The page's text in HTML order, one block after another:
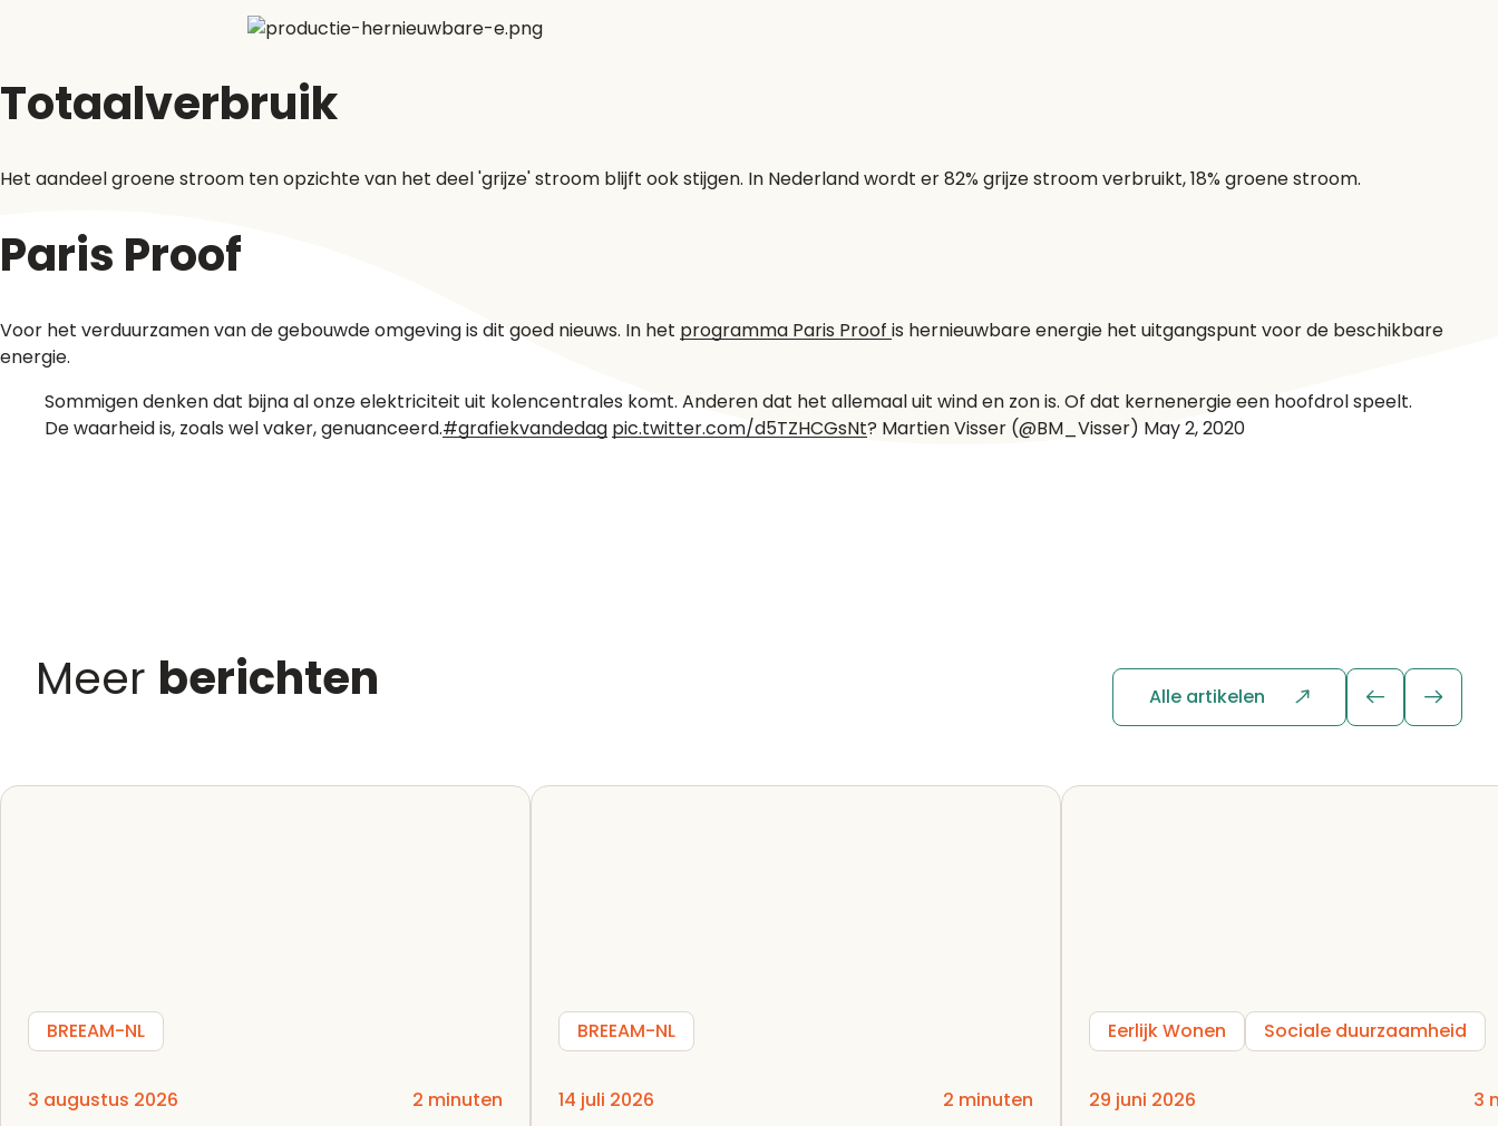
Totaalverbruik
Het aandeel groene stroom ten opzichte van het deel 'grijze' stroom blijft ook stijgen. In Nederland wordt er 82% grijze stroom verbruikt, 18% groene stroom.
Paris Proof
Voor het verduurzamen van de gebouwde omgeving is dit goed nieuws. In het programma Paris Proof is hernieuwbare energie het uitgangspunt voor de beschikbare
energie.
Sommigen denken dat bijna al onze elektriciteit uit kolencentrales komt. Anderen dat het allemaal uit wind en zon is. Of dat kernenergie een hoofdrol speelt.
De waarheid is, zoals wel vaker, genuanceerd.#grafiekvandedag pic.twitter.com/d5TZHCGsNt? Martien Visser (@BM_Visser) May 2, 2020
Meer berichten Alle artikelen
BREEAM-NL
3 augustus 2026 2 minuten
BREEAM-NL
14 juli 2026 2 minuten
Eerlijk Wonen Sociale duurzaamheid
29 juni 2026 3